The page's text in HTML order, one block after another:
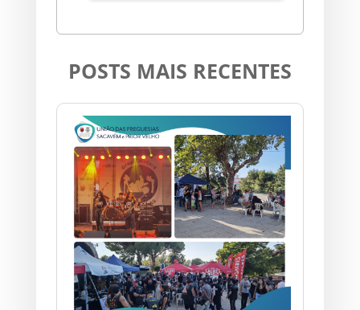
POSTS MAIS RECENTES